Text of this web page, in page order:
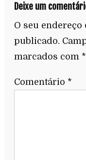
Deixe um
O seu endereço
publicado.
marcados com *
Comentário *